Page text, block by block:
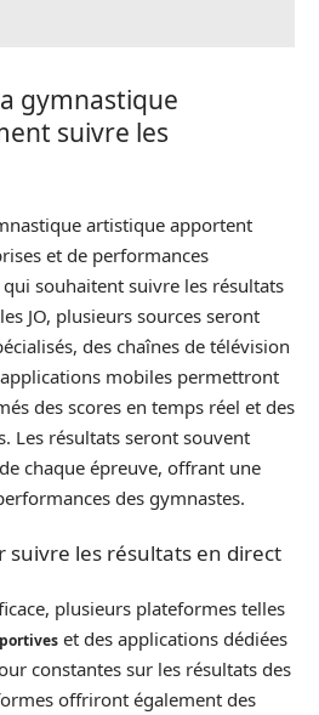
gymnastique
suivre les
artistique apportent
et de performances
souhaitent suivre les résultats
JO, plusieurs sources seront
des chaînes de télévision
mobiles permettront
des scores en temps réel et des
Les résultats seront souvent
chaque épreuve, offrant une
des gymnastes.
suivre les résultats en direct
plusieurs plateformes telles
et des applications dédiées
constantes sur les résultats des
offriront également des